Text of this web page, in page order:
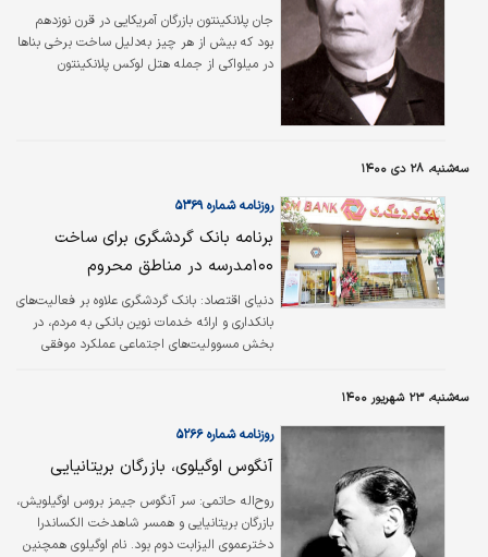
جان پلانکینتون بازرگان آمریکایی در قرن نوزدهم
بود که بیش از هر چیز به‌دلیل ساخت برخی بناها
در میلواکی از جمله هتل لوکس پلانکینتون
راه‌آهن برقی میلواکی داشت.
سه‌شنبه، ۲۸ دی ۱۴۰۰
روزنامه شماره ۵۳۶۹
برنامه بانک گردشگری برای ساخت
۱۰۰مدرسه در مناطق محروم
دنیای اقتصاد: بانک گردشگری علاوه بر فعالیت‌های
بانکداری و ارائه خدمات نوین بانکی به مردم، در
بخش مسوولیت‌های اجتماعی عملکرد موفقی
سه‌شنبه، ۲۳ شهریور ۱۴۰۰
روزنامه شماره ۵۲۶۶
آنگوس اوگیلوی، بازرگان بریتانیایی
روح‌اله حاتمي: سر آنگوس جیمز بروس اوگیلویش،
بازرگان بریتانیایی و همسر شاهدخت الکساندرا
دخترعموی الیزابت دوم بود. نام اوگیلوی همچنین